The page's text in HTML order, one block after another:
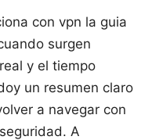
con vpn la guia
surgen
y el tiempo
un resumen claro
a navegar con
A